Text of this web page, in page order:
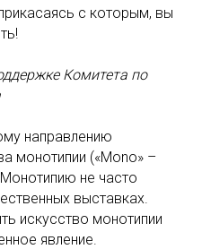
с которым, вы
Комитета по
направлению
монотипии («Mono» –
Монотипию не часто
выставках.
искусство монотипии
явление.